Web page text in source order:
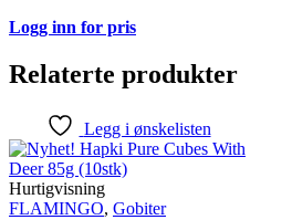
Logg inn for pris
Relaterte produkter
Legg i ønskelisten
Hurtigvisning
FLAMINGO, Gobiter